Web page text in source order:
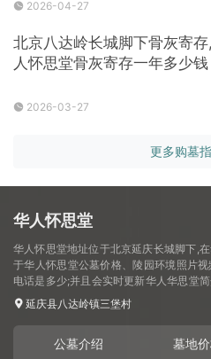
2026-04-27
北京八达岭长城脚下骨灰寄
人怀思堂骨灰寄存一年多少钱
2026-03-27
更多购墓
华人怀思堂
华人怀思堂地址位于北京延庆长城脚下,
于华人怀思堂公墓价格、陵园环境照片
电话是多少;并且会实时更新华人华思堂
态信息.
延庆县八达岭镇三堡村
公墓介绍 墓地